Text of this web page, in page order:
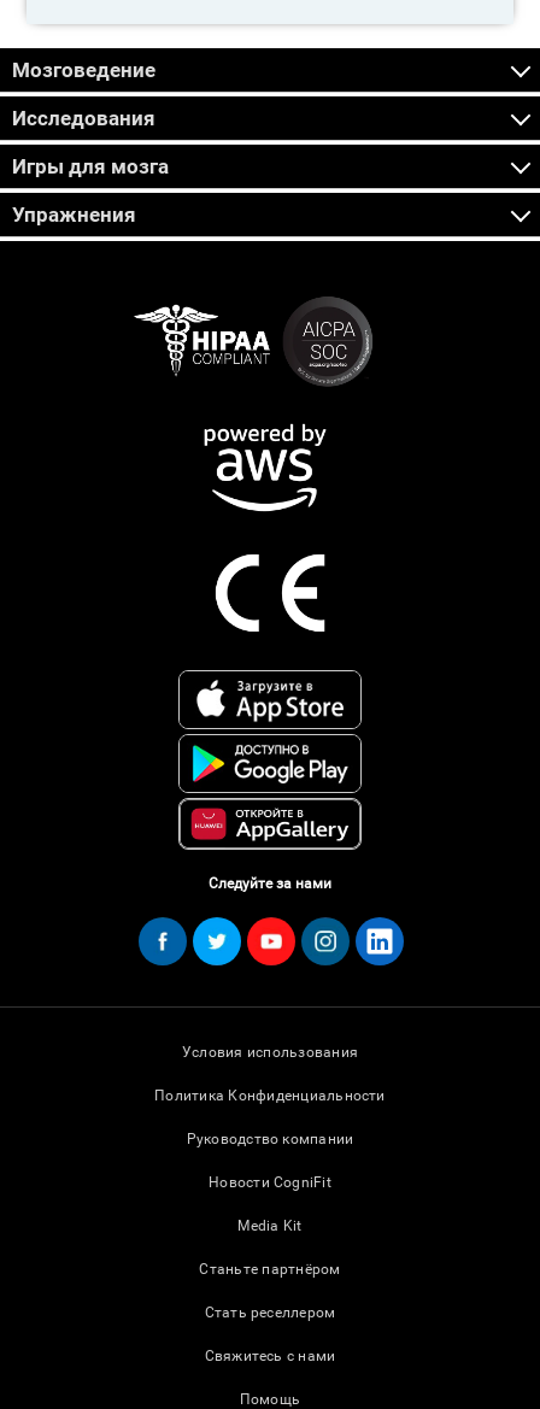
Мозговедение
Исследования
Игры для мозга
Упражнения
Следуйте за нами
Условия использования
Политика Конфиденциальности
Руководство компании
Новости CogniFit
Media Kit
Станьте партнёром
Стать реселлером
Свяжитесь с нами
Помощь